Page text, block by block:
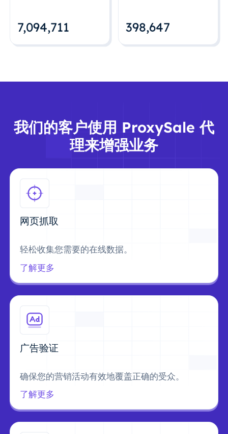
7,094,712 398,648
我们的客户使用 ProxySale 代
理来增强业务
网页抓取
轻松收集您需要的在线数据。
了解更多
广告验证
确保您的营销活动有效地覆盖正确的受众。
了解更多